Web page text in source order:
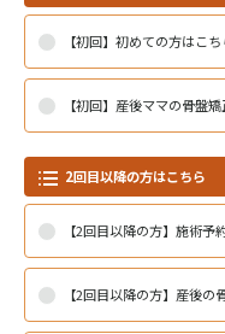
【初回】初めての方はこ
【初回】産後ママの骨盤
2回目以降の方はこちら
【2回目以降の方】施術予
【2回目以降の方】産後の